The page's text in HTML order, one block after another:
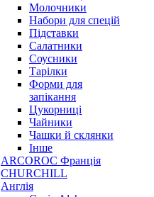
Молочники
Набори для спецій
Підставки
Салатники
Соусники
Тарілки
Форми для
запікання
Цукорниці
Чайники
Чашки й склянки
Інше
ARCOROC Франція
CHURCHILL
Англія